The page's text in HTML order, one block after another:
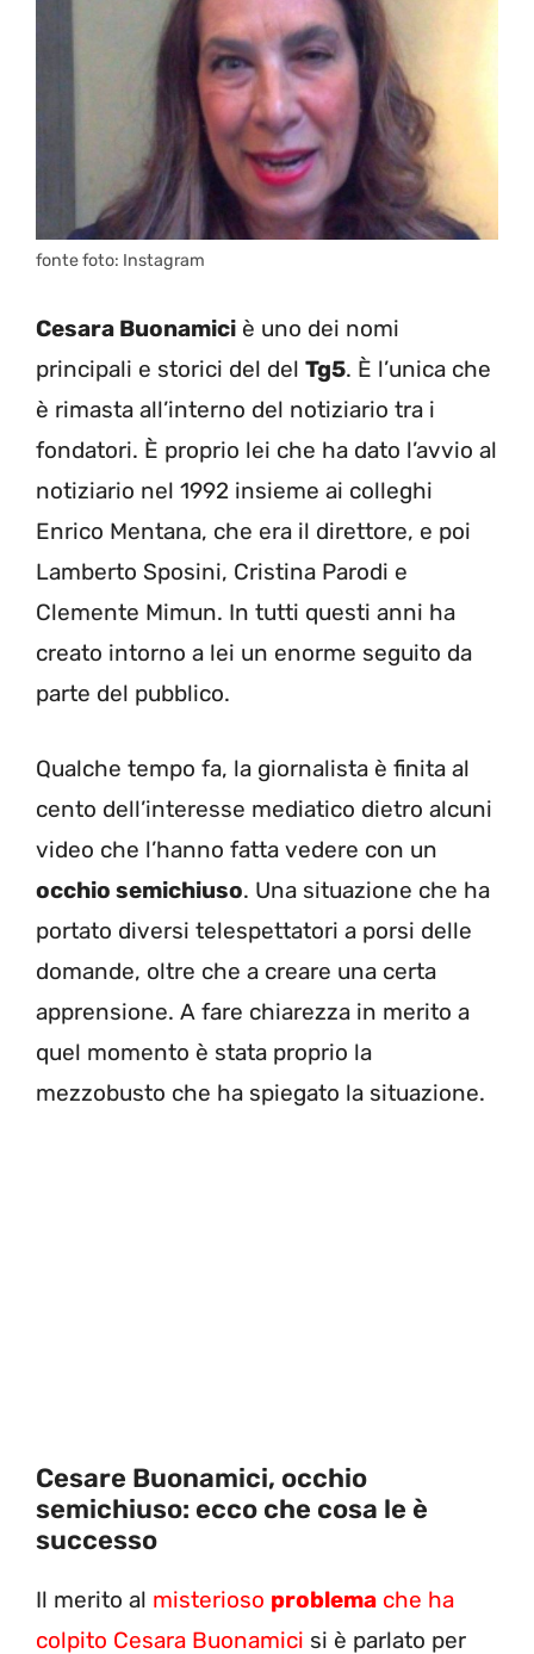
fonte foto: Instagram
Cesara Buonamici è uno dei nomi
principali e storici del del Tg5. È l’unica che
è rimasta all’interno del notiziario tra i
fondatori. È proprio lei che ha dato l’avvio al
notiziario nel 1992 insieme ai colleghi
Enrico Mentana, che era il direttore, e poi
Lamberto Sposini, Cristina Parodi e
Clemente Mimun. In tutti questi anni ha
creato intorno a lei un enorme seguito da
parte del pubblico.
Qualche tempo fa, la giornalista è finita al
cento dell’interesse mediatico dietro alcuni
video che l’hanno fatta vedere con un
occhio semichiuso. Una situazione che ha
portato diversi telespettatori a porsi delle
domande, oltre che a creare una certa
apprensione. A fare chiarezza in merito a
quel momento è stata proprio la
mezzobusto che ha spiegato la situazione.
Cesare Buonamici, occhio
semichiuso: ecco che cosa le è
successo
Il merito al misterioso problema che ha
colpito Cesara Buonamici si è parlato per